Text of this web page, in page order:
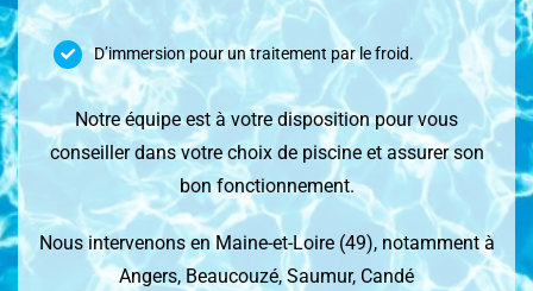
D’immersion pour un traitement par le froid.
Notre équipe est à votre disposition pour vous
conseiller dans votre choix de piscine et assurer son
bon fonctionnement.
Nous intervenons en Maine-et-Loire (49), notamment à
Angers, Beaucouzé, Saumur, Candé